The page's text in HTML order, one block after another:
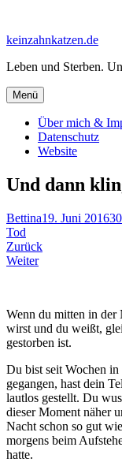
springen
keinzahnkatzen.de
Leben und Sterben.
Menü
Über mich &
Datenschutz
Website
Und dann
Bettina19. Juni 2016
Tod
Zurück
Weiter
Wenn du mitten in
wirst und du weißt,
gestorben ist.
Du bist seit Wochen in
gegangen, hast dein
lautlos gestellt. Du
dieser Moment näher
Nacht schon so gut
morgens beim
hatte.